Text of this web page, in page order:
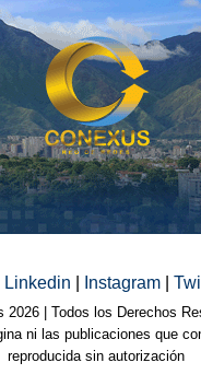
Linkedin Instagram
| Todos los Derechos
ni las publicaciones que
reproducida sin autorización